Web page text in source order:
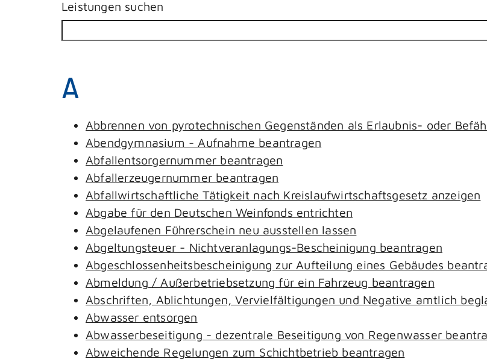
Leistungen suchen
A
Abbrennen von pyrotechnischen Gegenständen als Erlaubnis- oder
Abendgymnasium - Aufnahme beantragen
Abfallentsorgernummer beantragen
Abfallerzeugernummer beantragen
Abfallwirtschaftliche Tätigkeit nach Kreislaufwirtschaftsgesetz anzeigen
Abgabe für den Deutschen Weinfonds entrichten
Abgelaufenen Führerschein neu ausstellen lassen
Abgeltungsteuer - Nichtveranlagungs-Bescheinigung beantragen
Abgeschlossenheitsbescheinigung zur Aufteilung eines Gebäudes
Abmeldung / Außerbetriebsetzung für ein Fahrzeug beantragen
Abschriften, Ablichtungen, Vervielfältigungen und Negative amtlich
Abwasser entsorgen
Abwasserbeseitigung - dezentrale Beseitigung von Regenwasser
Abweichende Regelungen zum Schichtbetrieb beantragen